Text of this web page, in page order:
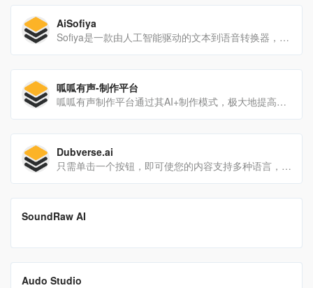
AiSofiya
Sofiya是一款由人工智能驱动的文本到语音转换器，可以快速准确地将文本合成为超过135种语言和方言的自然语音。它支持多种音频格式和频率，并有一个强大的声音工作室，以合并和增强...
呱呱有声-制作平台
呱呱有声制作平台通过其AI+制作模式，极大地提高了有声作品的制作效率和产能。无论是个人创作者还是专业团队，都可以利用该平台的先进功能，快速创作出高质量的有声作品，同时降低...
Dubverse.ai
只需单击一个按钮，即可使您的内容支持多种语言，并覆盖更多人。
SoundRaw AI
Audo Studio